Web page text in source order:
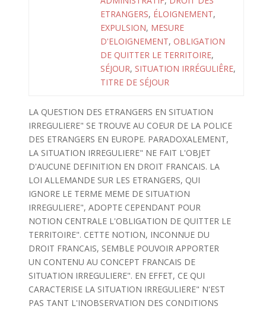
ETRANGERS, ÉLOIGNEMENT,
EXPULSION, MESURE
D'ELOIGNEMENT, OBLIGATION
DE QUITTER LE TERRITOIRE,
SÉJOUR, SITUATION IRRÉGULIÊRE,
TITRE DE SÉJOUR
LA QUESTION DES ETRANGERS EN SITUATION
IRREGULIERE" SE TROUVE AU COEUR DE LA POLICE
DES ETRANGERS EN EUROPE. PARADOXALEMENT,
LA SITUATION IRREGULIERE" NE FAIT L'OBJET
D'AUCUNE DEFINITION EN DROIT FRANCAIS. LA
LOI ALLEMANDE SUR LES ETRANGERS, QUI
IGNORE LE TERME MEME DE SITUATION
IRREGULIERE", ADOPTE CEPENDANT POUR
NOTION CENTRALE L'OBLIGATION DE QUITTER LE
TERRITOIRE". CETTE NOTION, INCONNUE DU
DROIT FRANCAIS, SEMBLE POUVOIR APPORTER
UN CONTENU AU CONCEPT FRANCAIS DE
SITUATION IRREGULIERE". EN EFFET, CE QUI
CARACTERISE LA SITUATION IRREGULIERE" N'EST
PAS TANT L'INOBSERVATION DES CONDITIONS